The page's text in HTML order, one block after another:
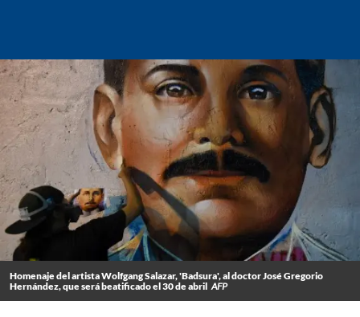
Homenaje del artista Wolfgang Salazar, 'Badsura', al doctor José Gregorio
Hernández, que será beatificado el 30 de abril AFP